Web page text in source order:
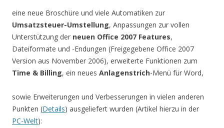
eine neue Broschüre und viele Automatiken zur
Umsatzsteuer-Umstellung, Anpassungen zur vollen
Unterstützung der neuen Office 2007 Features,
Dateiformate und -Endungen (Freigegebene Office 2007
Version aus November 2006), erweiterte Funktionen zum
Time & Billing, ein neues Anlagenstrich-Menü für Word,
sowie Erweiterungen und Verbesserungen in vielen anderen
Punkten (Details) ausgeliefert wurden (Artikel hierzu in der
PC-Welt):